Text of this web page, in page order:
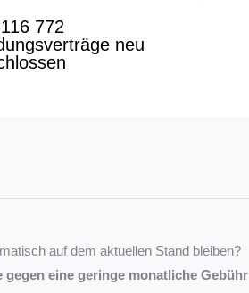
772
neu
auf dem aktuellen Stand bleiben?
gegen eine geringe monatliche Gebühr